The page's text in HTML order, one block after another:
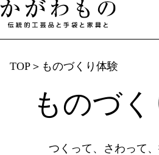
日本語 English 中国（简体）
Français
한국 Deutsch
香川で​生まれ
TOP ＞ ものづくり体験
もの​づ
つくって、​さわって、​